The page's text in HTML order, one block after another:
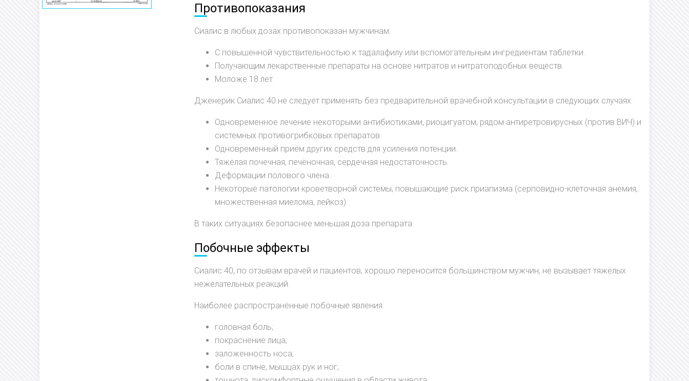
Противопоказания
Сиалис в любых дозах противопоказан мужчинам:
С повышенной чувствительностью к тадалафилу или вспомогательным ингредиентам таблетки.
Получающим лекарственные препараты на основе нитратов и нитратоподобных веществ.
Моложе 18 лет.
Дженерик Сиалис 40 не следует применять без предварительной врачебной консультации в следующих случаях:
Одновременное лечение некоторыми антибиотиками, риоцигуатом, рядом антиретровирусных (против ВИЧ) и
системных противогрибковых препаратов.
Одновременный приём других средств для усиления потенции.
Тяжёлая почечная, печёночная, сердечная недостаточность.
Деформации полового члена.
Некоторые патологии кроветворной системы, повышающие риск приапизма (серповидно-клеточная анемия,
множественная миелома, лейкоз).
В таких ситуациях безопаснее меньшая доза препарата.
Побочные эффекты
Сиалис 40, по отзывам врачей и пациентов, хорошо переносится большинством мужчин, не вызывает тяжёлых
нежелательных реакций.
Наиболее распространённые побочные явления:
головная боль;
покраснение лица;
заложенность носа;
боли в спине, мышцах рук и ног;